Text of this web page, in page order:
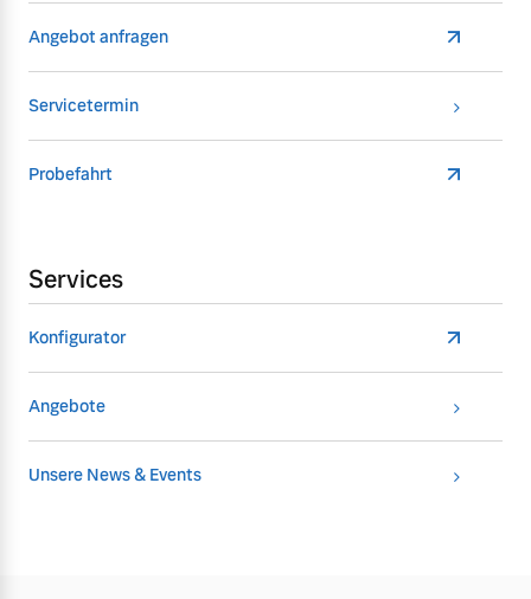
Angebot anfragen
Servicetermin
Probefahrt
Services
Konfigurator
Angebote
Unsere News & Events